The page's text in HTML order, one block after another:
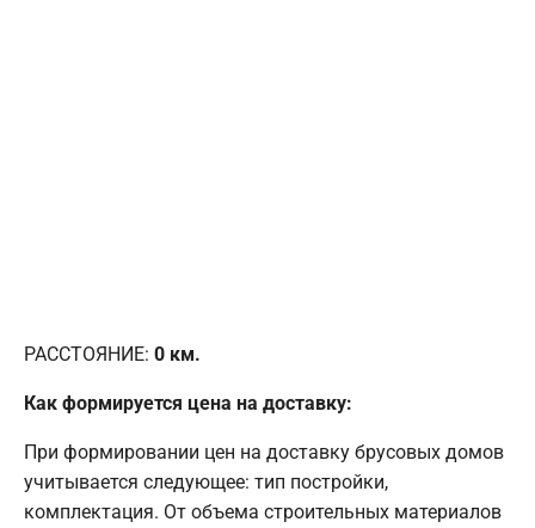
РАССТОЯНИЕ: 0 км.
Как формируется цена на доставку:
При формировании цен на доставку брусовых домов
учитывается следующее: тип постройки,
комплектация. От объема строительных материалов